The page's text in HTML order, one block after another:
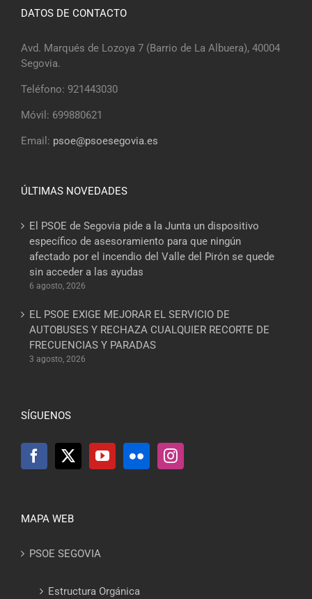
DATOS DE CONTACTO
Avd. Marqués de Lozoya 7 (Barrio de La Albuera), 40004
Segovia.
Teléfono: 921443030
Móvil: 699880621
Email: psoe@psoesegovia.es
ÚLTIMAS NOVEDADES
El PSOE de Segovia pide a la Junta un dispositivo
específico de asesoramiento para que ningún
afectado por el incendio del Valle del Pirón se quede
sin acceder a las ayudas
6 agosto, 2026
EL PSOE EXIGE MEJORAR EL SERVICIO DE
AUTOBUSES Y RECHAZA CUALQUIER RECORTE DE
FRECUENCIAS Y PARADAS
3 agosto, 2026
SÍGUENOS
MAPA WEB
PSOE SEGOVIA
Estructura Orgánica